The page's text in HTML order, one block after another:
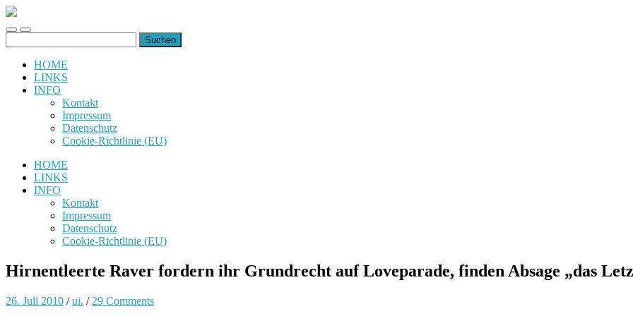
uiuiuiuiuiuiui.de
Toggle
mobile
Toggle
search
nach:
HOME
LINKS
INFO
Kontakt
Impressum
Datenschutz
Cookie-Richtlinie (EU)
HOME
LINKS
INFO
Kontakt
Impressum
Datenschutz
Cookie-Richtlinie (EU)
Hirnentleerte Raver fordern ihr Grundrecht auf Loveparade, finden Absage „das
26. Juli 2010 /ui. / 29 Comments